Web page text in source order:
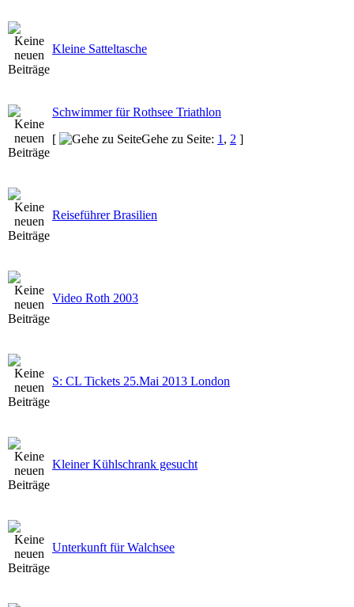
Kleine Satteltasche
Schwimmer für Rothsee Triathlon
[
Gehe zu Seite: 1 , 2 ]
Reiseführer Brasilien
Video Roth 2003
S: CL Tickets 25.Mai 2013 London
Kleiner Kühlschrank gesucht
Unterkunft für Walchsee